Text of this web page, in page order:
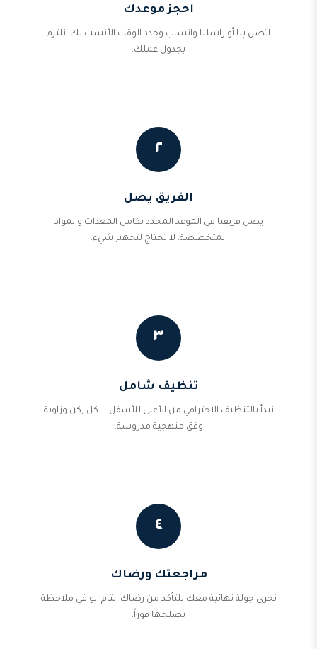
احجز موعدك
اتصل بنا أو راسلنا واتساب وحدد الوقت الأنسب لك. نلتزم
بجدول عملك.
٢
الفريق يصل
يصل فريقنا في الموعد المحدد بكامل المعدات والمواد
المتخصصة. لا تحتاج لتجهيز شيء.
٣
تنظيف شامل
نبدأ بالتنظيف الاحترافي من الأعلى للأسفل — كل ركن وزاوية
وفق منهجية مدروسة.
٤
مراجعتك ورضاك
نجري جولة نهائية معك للتأكد من رضاك التام. لو في ملاحظة
نصلحها فوراً.